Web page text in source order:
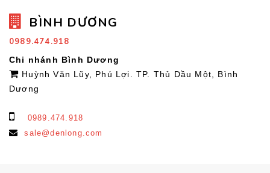
BÌNH DƯƠNG
0989.474.918
Chi nhánh Bình Dương
Huỳnh Văn Lũy, Phú Lợi. TP. Thủ Dầu Một, Bình
Dương
0989.474.918
sale@denlong.com